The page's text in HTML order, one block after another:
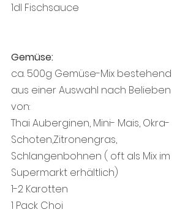
1dl Fischsauce
Gemüse:
ca. 500g Gemüse-Mix bestehend
aus einer Auswahl nach Belieben
von:
Thai Auberginen, Mini- Mais, Okra-
Schoten,Zitronengras,
Schlangenbohnen ( oft als Mix im
Supermarkt erhältlich)
1-2 Karotten
1 Pack Choi